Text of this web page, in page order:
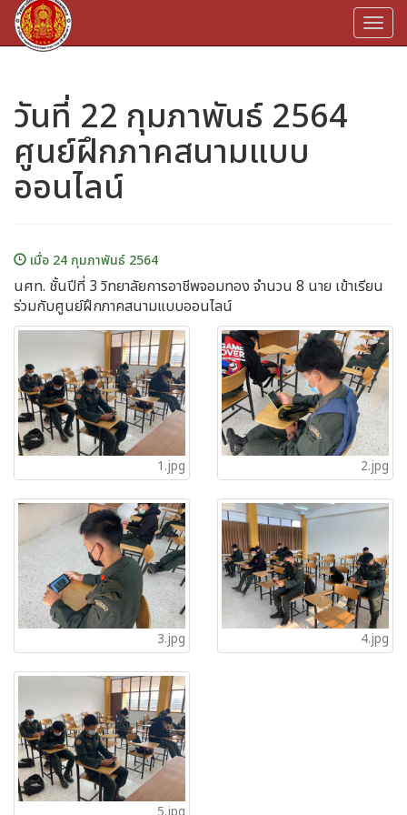
วันที่ 22 กุมภาพันธ์ 2564
ศูนย์ฝึกภาคสนามแบบ
ออนไลน์
เมื่อ 24 กุมภาพันธ์ 2564
นศท. ชั้นปีที่​ 3 วิทยาลัยการอาชีพจอมทอง จำนวน 8 นาย เข้าเรียน
ร่วมกับศูนย์ฝึกภาคสนามแบบออนไลน์
1.jpg 2.jpg
3.jpg 4.jpg